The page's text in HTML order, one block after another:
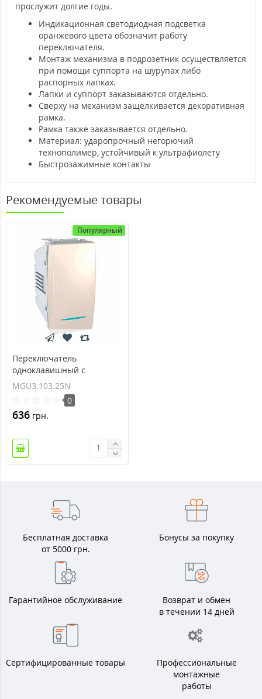
прослужит долгие годы.
Индикационная светодиодная подсветка
оранжевого цвета обозначит работу
переключателя.
Монтаж механизма в подрозетник осуществляется
при помощи суппорта на шурупах либо
распорных лапках.
Лапки и суппорт заказываются отдельно.
Сверху на механизм защелкивается декоративная
рамка.
Рамка также заказывается отдельно.
Материал: ударопрочный негорючий
технополимер, устойчивый к ультрафиолету
Быстрозажимные контакты
Рекомендуемые товары
Популярный
Переключатель
одноклавишный с
индикационной
подсветкой Unica 10А
MGU3.103.25N
MGU3.103.25N
0
636 грн.
Бесплатная доставка
от 5000 грн.
Бонусы за покупку
Гарантийное обслуживание
Возврат и обмен
в течении 14 дней
Сертифицированные товары
Профессиональные
монтажные
работы